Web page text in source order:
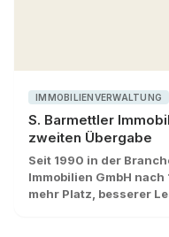
IMMOBILIENVERWALTUNG
S. Barmettler
zweiten Übergabe
Seit 1990 in der
Immobilien GmbH
mehr Platz, besserer